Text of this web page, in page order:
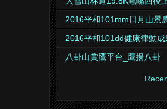
2016平和101mm日月山景
2016平和101dd健康律動
八卦山賞鷹平台_鷹揚八卦